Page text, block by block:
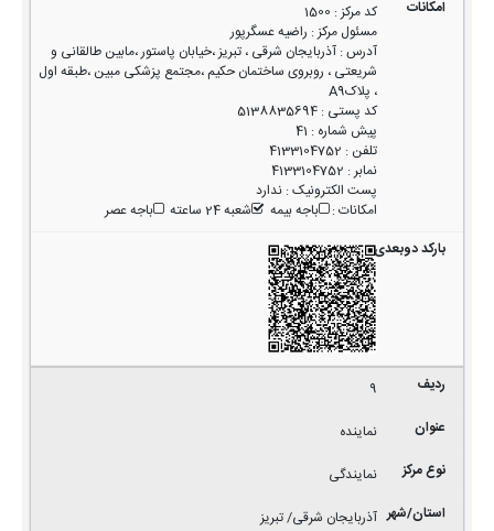
کد مرکز:
1500
مسئول مرکز: راضیه عسگرپور
آدرس:آذربایجان شرقی ، تبریز ،خیابان پاستور ،مابین طالقانی و
شریعتی ، روبروی ساختمان حکیم ،مجتمع پزشکی مبین ،طبقه اول
، پلاکA9
کد پستی :
5138835694
پیش شماره :
41
تلفن :
4133104752
نمابر:
4133104752
پست الکترونیک:ندارد
امکانات: باجه بیمه شعبه 24 ساعته باجه عصر
9
نماینده
نمایندگی
آذربایجان شرقی/ تبریز